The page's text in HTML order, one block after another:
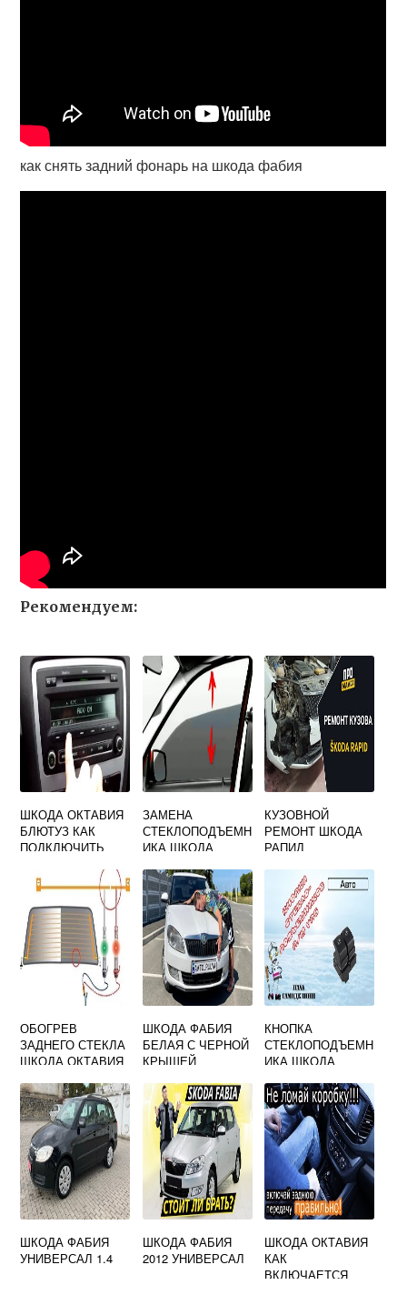
как снять задний фонарь на шкода фабия
Рекомендуем:
ШКОДА ОКТАВИЯ
БЛЮТУЗ КАК
ПОДКЛЮЧИТЬ
ЗАМЕНА
СТЕКЛОПОДЪЕМН
ИКА ШКОДА
КУЗОВНОЙ
РЕМОНТ ШКОДА
РАПИД
ОБОГРЕВ
ЗАДНЕГО СТЕКЛА
ШКОДА ОКТАВИЯ
РАБОТАЕТ
ШКОДА ФАБИЯ
БЕЛАЯ С ЧЕРНОЙ
КРЫШЕЙ
КНОПКА
СТЕКЛОПОДЪЕМН
ИКА ШКОДА
ШКОДА ФАБИЯ
УНИВЕРСАЛ 1.4
ШКОДА ФАБИЯ
2012 УНИВЕРСАЛ
ШКОДА ОКТАВИЯ
КАК
ВКЛЮЧАЕТСЯ